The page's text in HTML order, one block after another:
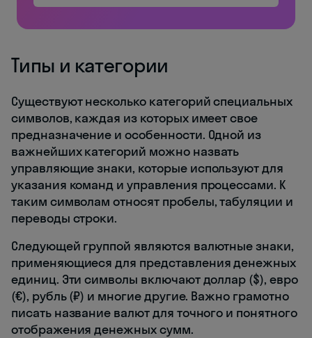
Типы и категории
Существуют несколько категорий специальных
символов, каждая из которых имеет свое
предназначение и особенности. Одной из
важнейших категорий можно назвать
управляющие знаки, которые используют для
указания команд и управления процессами. К
таким символам относят пробелы, табуляции и
переводы строки.
Следующей группой являются валютные знаки,
применяющиеся для представления денежных
единиц. Эти символы включают доллар ($), евро
(€), рубль (₽) и многие другие. Важно грамотно
писать название валют для точного и понятного
отображения денежных сумм.